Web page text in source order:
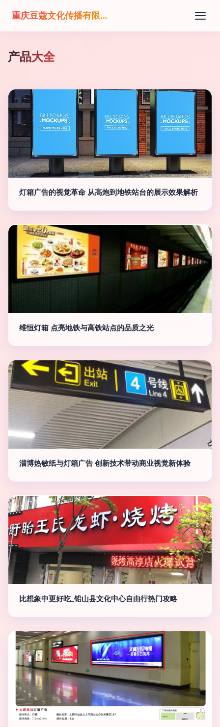
重庆豆蔻文化传播有限公司
产品大全
灯箱广告的视觉革命 从高炮到地铁站台的展示效果解析
维恒灯箱 点亮地铁与高铁站点的品质之光
淄博热敏纸与灯箱广告 创新技术带动商业视觉新体验
比想象中更好吃_铅山县文化中心自由行热门攻略